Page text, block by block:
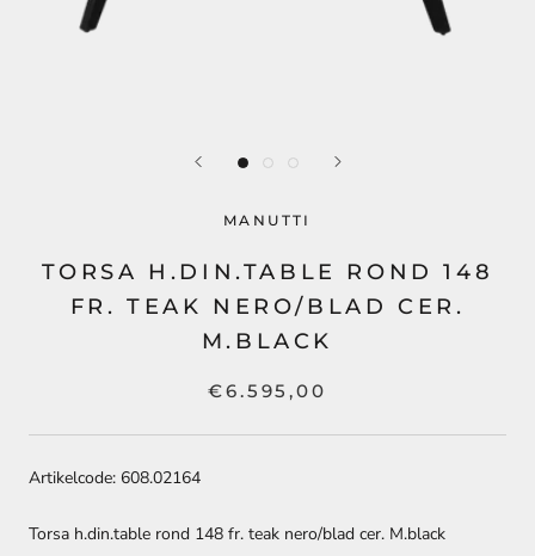
MANUTTI
TORSA H.DIN.TABLE ROND 148
FR. TEAK NERO/BLAD CER.
M.BLACK
€6.595,00
Artikelcode: 608.02164
Torsa h.din.table rond 148 fr. teak nero/blad cer. M.black